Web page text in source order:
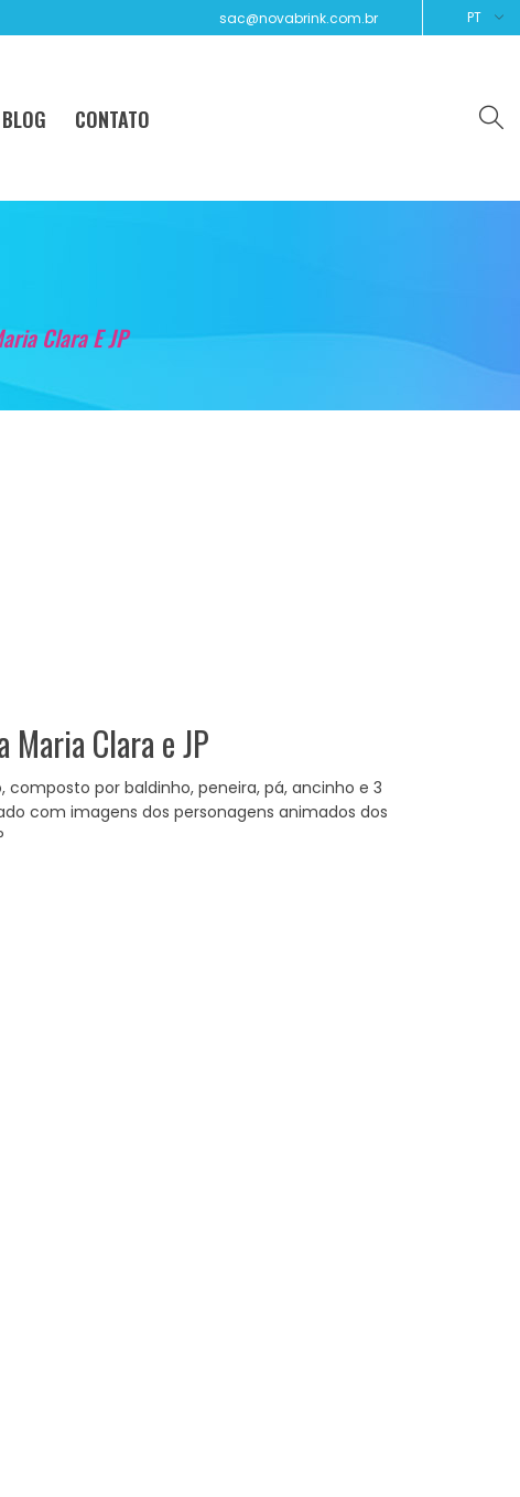
sac@novabrink.com.br PT
BLOG CONTATO
Clara E JP
Clara e JP
composto por baldinho, peneira, pá, ancinho e 3
com imagens dos personagens animados dos